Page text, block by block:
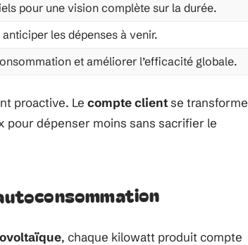
pour une vision complète sur la durée.
les dépenses à venir.
et améliorer l’efficacité globale.
proactive. Le compte clientse transforme
pour dépenser moins sans sacrifier le
, chaque kilowatt produit compte